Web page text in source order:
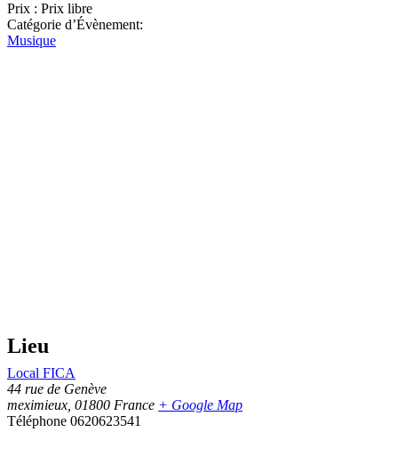
Prix : Prix libre
Catégorie d’Évènement:
Musique
Lieu
Local FICA
44 rue de Genève
meximieux 01800 France + Google Map
Téléphone 0620623541